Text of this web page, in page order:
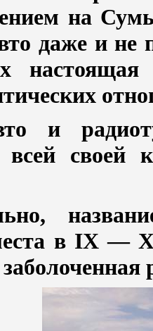
на
даже и не
и
своей
в IX —